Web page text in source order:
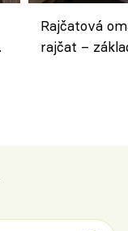
Rajčatová
rajčat –